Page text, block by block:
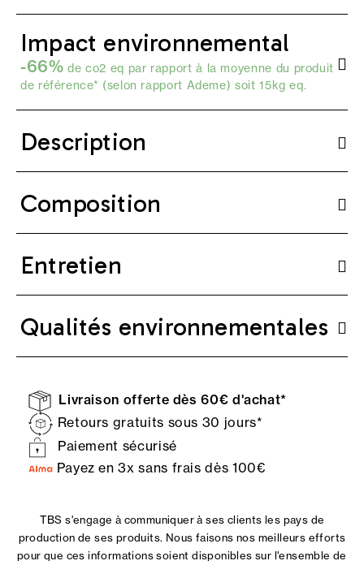
Impact environnemental
-66% de co2 eq par rapport à la moyenne du produit
de référence* (selon rapport Ademe) soit 15kg eq.
Description
Composition
Entretien
Qualités environnementales
Livraison offerte dès 60€ d'achat*
Retours gratuits sous 30 jours*
Paiement sécurisé
Payez en 3x sans frais dès 100€
TBS s'engage à communiquer à ses clients les pays de
production de ses produits. Nous faisons nos meilleurs efforts
pour que ces informations soient disponibles sur l'ensemble de